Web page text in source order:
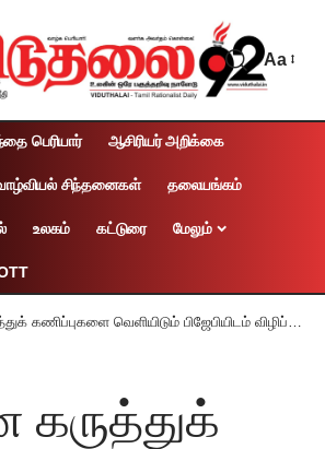
Aa
பெரியார் ஆசிரியர் அறிக்கை
சிந்தனைகள் தலையங்கம்
உலகம் கட்டுரை மேலும்
வெளியிடும் பிஜேபியிடம் விழிப்பாக இருங்கள்: அகிலேஷ் எச்சரிக்கை
கருத்துக்